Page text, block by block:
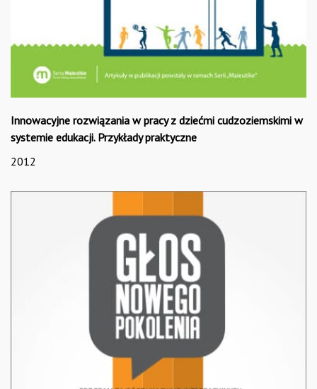
Innowacyjne rozwiązania w pracy z dziećmi cudzoziemskimi w
systemie edukacji. Przykłady praktyczne
2012